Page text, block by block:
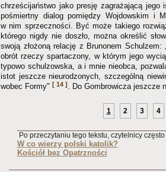
chrześcijaństwo jako presję zagrażającą
pośmiertny dialog pomiędzy Wojdowskim i
w nim sprzeczności. Być może takiego
którego nigdy nie doszło, można określić
swoją złożoną relację z Brunonem
obrót rzeczy spartaczony, w którym jego
typowo schulzowska, a i mnie nieobca,
istot jeszcze nieurodzonych, szczególną
wobec Formy" [ 14 ] . Do Gombrowicza jeszcze
1 2 3 4
Po przeczytaniu tego tekstu, czytelnicy
W co wierzy polski katolik?
Kościół bez Opatrzności